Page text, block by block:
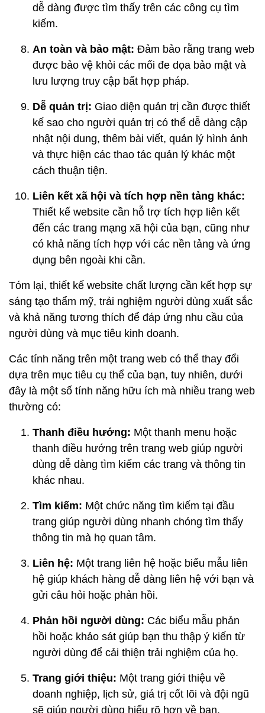
dễ dàng được tìm thấy trên các công cụ tìm
kiếm.
An toàn và bảo mật: Đảm bảo rằng trang web
được bảo vệ khỏi các mối đe dọa bảo mật và
lưu lượng truy cập bất hợp pháp.
Dễ quản trị: Giao diện quản trị cần được thiết
kế sao cho người quản trị có thể dễ dàng cập
nhật nội dung, thêm bài viết, quản lý hình ảnh
và thực hiện các thao tác quản lý khác một
cách thuận tiện.
Liên kết xã hội và tích hợp nền tảng khác:
Thiết kế website cần hỗ trợ tích hợp liên kết
đến các trang mạng xã hội của bạn, cũng như
có khả năng tích hợp với các nền tảng và ứng
dụng bên ngoài khi cần.
Tóm lại, thiết kế website chất lượng cần kết hợp sự
sáng tạo thẩm mỹ, trải nghiệm người dùng xuất sắc
và khả năng tương thích để đáp ứng nhu cầu của
người dùng và mục tiêu kinh doanh.
Các tính năng trên một trang web có thể thay đổi
dựa trên mục tiêu cụ thể của bạn, tuy nhiên, dưới
đây là một số tính năng hữu ích mà nhiều trang web
thường có:
Thanh điều hướng: Một thanh menu hoặc
thanh điều hướng trên trang web giúp người
dùng dễ dàng tìm kiếm các trang và thông tin
khác nhau.
Tìm kiếm: Một chức năng tìm kiếm tại đầu
trang giúp người dùng nhanh chóng tìm thấy
thông tin mà họ quan tâm.
Liên hệ: Một trang liên hệ hoặc biểu mẫu liên
hệ giúp khách hàng dễ dàng liên hệ với bạn và
gửi câu hỏi hoặc phản hồi.
Phản hồi người dùng: Các biểu mẫu phản
hồi hoặc khảo sát giúp bạn thu thập ý kiến ​​từ
người dùng để cải thiện trải nghiệm của họ.
Trang giới thiệu: Một trang giới thiệu về
doanh nghiệp, lịch sử, giá trị cốt lõi và đội ngũ
sẽ giúp người dùng hiểu rõ hơn về bạn.